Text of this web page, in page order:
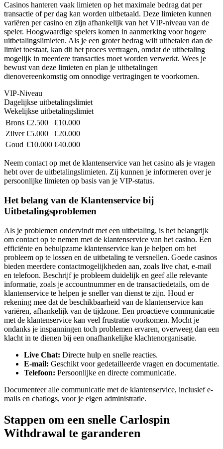
Casinos hanteren vaak limieten op het maximale bedrag dat per
transactie of per dag kan worden uitbetaald. Deze limieten kunnen
variëren per casino en zijn afhankelijk van het VIP-niveau van de
speler. Hoogwaardige spelers komen in aanmerking voor hogere
uitbetalingslimieten. Als je een groter bedrag wilt uitbetalen dan de
limiet toestaat, kan dit het proces vertragen, omdat de uitbetaling
mogelijk in meerdere transacties moet worden verwerkt. Wees je
bewust van deze limieten en plan je uitbetalingen
dienovereenkomstig om onnodige vertragingen te voorkomen.
VIP-Niveau
Dagelijkse uitbetalingslimiet
Wekelijkse uitbetalingslimiet
Brons €2.500
€10.000
Zilver €5.000
€20.000
Goud €10.000 €40.000
Neem contact op met de klantenservice van het casino als je vragen
hebt over de uitbetalingslimieten. Zij kunnen je informeren over je
persoonlijke limieten op basis van je VIP-status.
Het belang van de Klantenservice bij
Uitbetalingsproblemen
Als je problemen ondervindt met een uitbetaling, is het belangrijk
om contact op te nemen met de klantenservice van het casino. Een
efficiënte en behulpzame klantenservice kan je helpen om het
probleem op te lossen en de uitbetaling te versnellen. Goede casinos
bieden meerdere contactmogelijkheden aan, zoals live chat, e-mail
en telefoon. Beschrijf je probleem duidelijk en geef alle relevante
informatie, zoals je accountnummer en de transactiedetails, om de
klantenservice te helpen je sneller van dienst te zijn. Houd er
rekening mee dat de beschikbaarheid van de klantenservice kan
variëren, afhankelijk van de tijdzone. Een proactieve communicatie
met de klantenservice kan veel frustratie voorkomen. Mocht je
ondanks je inspanningen toch problemen ervaren, overweeg dan een
klacht in te dienen bij een onafhankelijke klachtenorganisatie.
Live Chat: Directe hulp en snelle reacties.
E-mail: Geschikt voor gedetailleerde vragen en documentatie.
Telefoon: Persoonlijke en directe communicatie.
Documenteer alle communicatie met de klantenservice, inclusief e-
mails en chatlogs, voor je eigen administratie.
Stappen om een snelle Carlospin
Withdrawal te garanderen